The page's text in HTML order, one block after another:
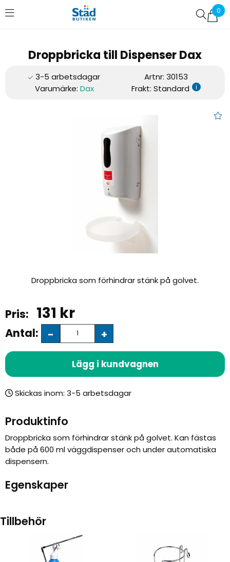
0
Favoriter (0)
Droppbricka till Dispenser Dax
Artnr: 30153
Varumärke: Dax Frakt: Standard i
Droppbricka till Dispenser Dax
Droppbricka som förhindrar stänk på golvet.
131 kr
Antal: +
-
Lägg i kundvagnen
Skickas inom:
Produktinfo
Droppbricka som förhindrar stänk på golvet. Kan fästas
både på 600 ml väggdispenser och under automatiska
dispensern.
Egenskaper
Tillbehör